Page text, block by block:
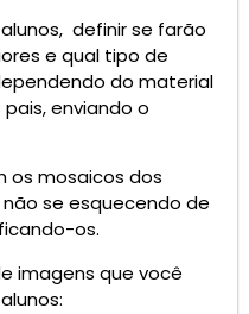
definir se farão
e qual tipo de
do material
enviando o
os mosaicos dos
se esquecendo de
os.
imagens que você